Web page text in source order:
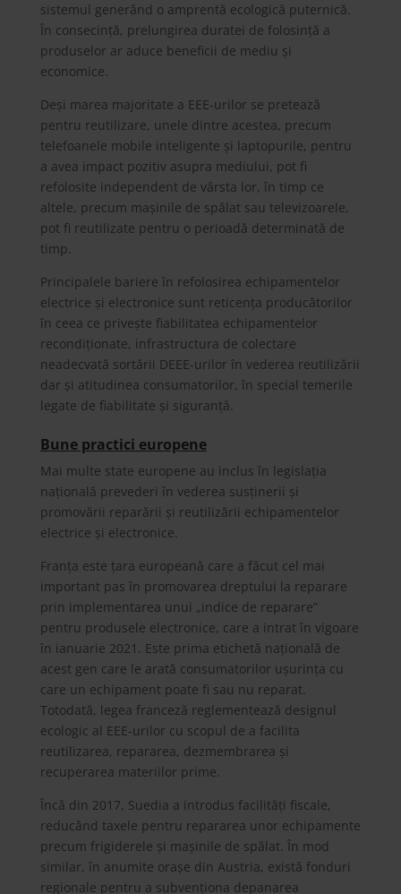
sistemul generând o amprentă ecologică puternică.
În consecință, prelungirea duratei de folosință a
produselor ar aduce beneficii de mediu și
economice.
Deși marea majoritate a EEE-urilor se pretează
pentru reutilizare, unele dintre acestea, precum
telefoanele mobile inteligente și laptopurile, pentru
a avea impact pozitiv asupra mediului, pot fi
refolosite independent de vârsta lor, în timp ce
altele, precum mașinile de spălat sau televizoarele,
pot fi reutilizate pentru o perioadă determinată de
timp.
Principalele bariere în refolosirea echipamentelor
electrice și electronice sunt reticența producătorilor
în ceea ce privește fiabilitatea echipamentelor
recondiționate, infrastructura de colectare
neadecvată sortării DEEE-urilor în vederea reutilizării
dar și atitudinea consumatorilor, în special temerile
legate de fiabilitate și siguranță.
Bune practici europene
Mai multe state europene au inclus în legislația
națională prevederi în vederea susținerii și
promovării reparării și reutilizării echipamentelor
electrice și electronice.
Franța este țara europeană care a făcut cel mai
important pas în promovarea dreptului la reparare
prin implementarea unui „indice de reparare”
pentru produsele electronice, care a intrat în vigoare
în ianuarie 2021. Este prima etichetă națională de
acest gen care le arată consumatorilor ușurința cu
care un echipament poate fi sau nu reparat.
Totodată, legea franceză reglementează designul
ecologic al EEE-urilor cu scopul de a facilita
reutilizarea, repararea, dezmembrarea și
recuperarea materiilor prime.
Încă din 2017, Suedia a introdus facilități fiscale,
reducând taxele pentru repararea unor echipamente
precum frigiderele și mașinile de spălat. În mod
similar, în anumite orașe din Austria, există fonduri
regionale pentru a subvenționa depanarea